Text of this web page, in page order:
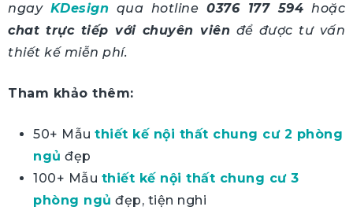
ngay KDesign qua hotline0376 177 594 hoặc
chat trực tiếp với chuyên viên để được tư vấn
thiết kế miễn phí.
Tham khảo thêm:
50+ Mẫu thiết kế nội thất chung cư 2 phòng
ngủ đẹp
100+ Mẫu thiết kế nội thất chung cư 3
phòng ngủ đẹp, tiện nghi